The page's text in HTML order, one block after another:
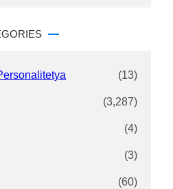
(13)
(3,287)
(4)
(3)
(60)